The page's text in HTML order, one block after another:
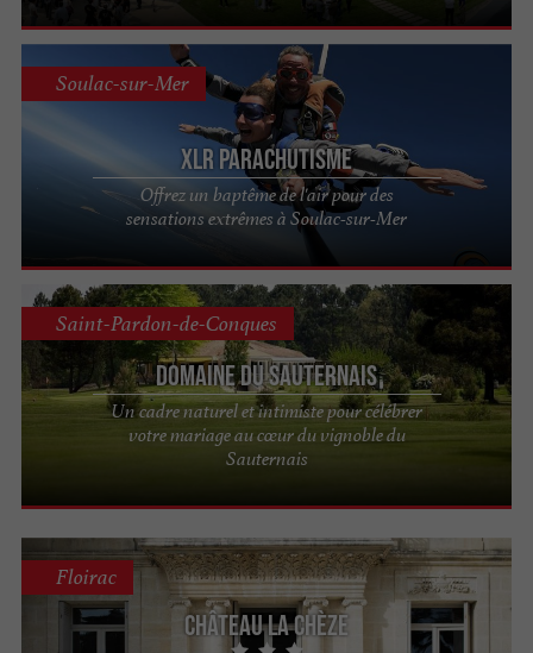
XLR Parachutisme
Offrez un baptême de l'air pour des
sensations extrêmes à Soulac-sur-Mer
Soulac-sur-Mer
Domaine du Sauternais
Un cadre naturel et intimiste pour célébrer
votre mariage au cœur du vignoble du
Sauternais
Saint-Pardon-de-Conques
Château La Chèze
Floirac